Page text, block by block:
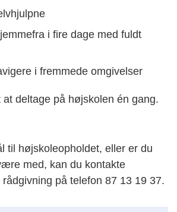
i fire dage med fuldt
i fremmede omgivelser
at deltage på højskolen én gang.
til højskoleopholdet, eller er du
med, kan du kontakte
på telefon 87 13 19 37.